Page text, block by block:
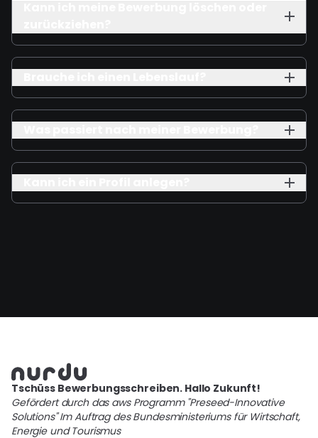
Tschüss Bewerbungsschreiben. Hallo Zukunft!
Gefördert durch das aws Programm "Preseed-Innovative
Solutions" Im Auftrag des Bundesministeriums für Wirtschaft,
Energie und Tourismus